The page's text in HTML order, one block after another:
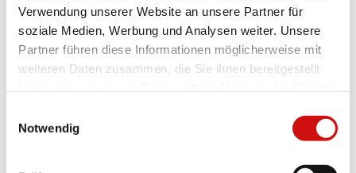
Verwendung unserer Website an unsere Partner für
soziale Medien, Werbung und Analysen weiter. Unsere
Partner führen diese Informationen möglicherweise mit
weiteren Daten zusammen, die Sie ihnen bereitgestellt
Notwendig